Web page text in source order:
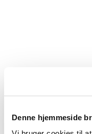
Denne hjemmeside